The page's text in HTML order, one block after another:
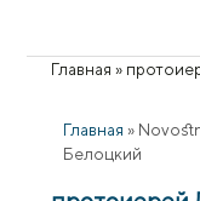
Вы здесь
Главная »
Главная »
Белоцкий